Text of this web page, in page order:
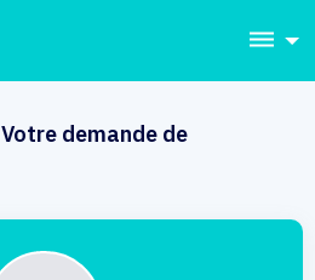
dehaze
Votre demande de